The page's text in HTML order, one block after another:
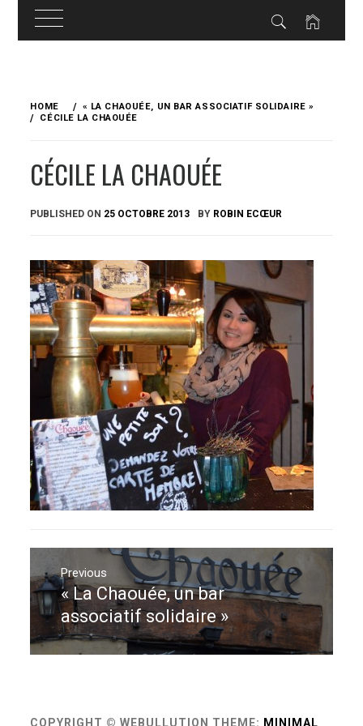
content
HOME
« LA CHAOUÉE, UN BAR ASSOCIATIF SOLIDAIRE »
CÉCILE LA CHAOUÉE
CÉCILE LA CHAOUÉE
PUBLISHED ON 25 OCTOBRE 2013 BY ROBIN ECŒUR
Navigation
de
l’article
Previous
Previous
post:
« La Chaouée, un bar
associatif solidaire »
COPYRIGHT © WEBULLUTION THEME: MINIMAL